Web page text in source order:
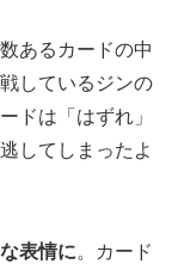
あるカードの中
しているジンの
ドは「はずれ」
してしまったよ
表情に。カード